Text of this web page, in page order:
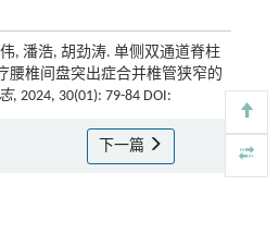
, 潘浩, 胡劲涛. 单侧双通道脊柱
腰椎间盘突出症合并椎管狭窄的
, 2024, 30(01): 79-84 DOI:
下一篇